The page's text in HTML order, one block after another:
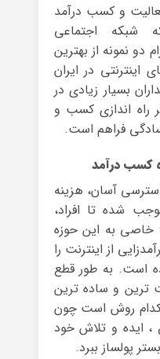
و کسب درآمد
شبکه اجتماعی
دو نمونه از بهترین
اینترنتی در ایران
بسیار زیادی در
راه اندازی کسب و
سادگی فراهم است.
کسب درآمد
آسان، هزینه
شده تا افراد،
خاصی به این حوزه
از اینترنت را
است. به طور قطع
ترین و ساده ترین
کدام روش است چون
و تلاش خود
پولساز ببرد.